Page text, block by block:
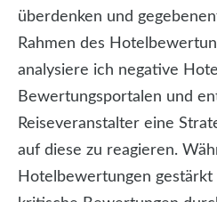
überdenken und
Rahmen des
analysiere ich negative
Bewertungsportalen und
Reiseveranstalter eine
auf diese zu reagieren.
Hotelbewertungen gestärkt